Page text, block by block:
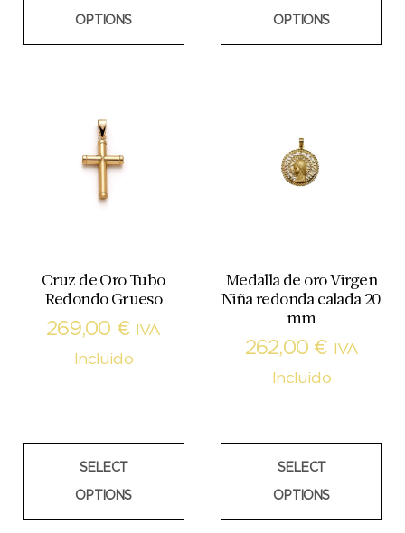
OPTIONS OPTIONS
Cruz de Oro Tubo
Redondo Grueso
269,00 €
IVA
Incluido
SELECT
OPTIONS
Medalla de oro Virgen
Niña redonda calada 20
mm
262,00 €
IVA
Incluido
SELECT
OPTIONS